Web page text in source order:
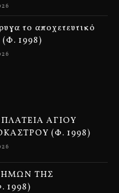
το αποχετευτικό
1998)
ΑΓΙΟΥ
(Φ. 1998)
ΤΗΣ
1998)